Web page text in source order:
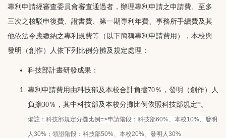
專利申請經審查委員會審查通過者，辦理專利申請之申請費、至多
三次之核駁申復費、證書費、第一期專利年費、事務所手續費及其
他依法令應繳納之專利規費等（以下簡稱專利申請費用），本校與
發明（創作）人依下列比例分攤及規定處理：
科技部計畫研發成果：
專利申請費用由科技部及本校合計負擔70％，發明（創作）人
負擔30％，其中科技部及本校分攤比例依照科技部規定*。
備註：科技部規定分攤比例=>申請階段：科技部60%、本校10%、發明
人30%；領證階段：科技部50%、本校20%、發明人30%